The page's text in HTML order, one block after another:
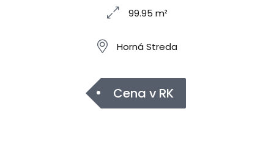
99.95 m²
Horná Streda
Cena v RK